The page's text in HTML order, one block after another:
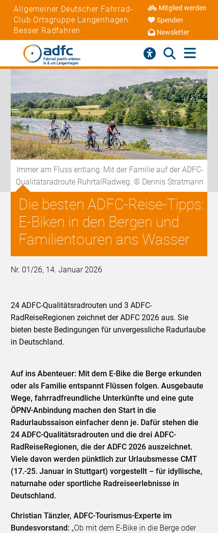
Allgemeiner Deutscher Fahrrad-
Club Ortsgruppe Langenhagen:
Besser Radfahren
Mitglied werden
Spenden
Newsletter
Immer am Fluss entlang: Mit der Familie auf der ADFC-
Qualitätsradroute RuhrtalRadweg. © Dennis Stratmann
Die besten ADFC-Reise-Tipps:
E-Biken in den Bergen und
Familientouren ans Wasser
Nr. 01/26, 14. Januar 2026
24 ADFC-Qualitätsradrouten und 3 ADFC-
RadReiseRegionen zeichnet der ADFC 2026 aus. Sie
bieten beste Bedingungen für unvergessliche Radurlaube
in Deutschland.
Auf ins Abenteuer: Mit dem E-Bike die Berge erkunden
oder als Familie entspannt Flüssen folgen. Ausgebaute
Wege, fahrradfreundliche Unterkünfte und eine gute
ÖPNV-Anbindung machen den Start in die
Radurlaubssaison einfacher denn je. Dafür stehen die
24 ADFC-Qualitätsradrouten und die drei ADFC-
RadReiseRegionen, die der ADFC 2026 auszeichnet.
Viele davon werden pünktlich zur Urlaubsmesse CMT
(17.-25. Januar in Stuttgart) vorgestellt – für idyllische,
naturnahe oder sportliche Radreiseerlebnisse in
Deutschland.
Christian Tänzler, ADFC-Tourismus-Experte im
Bundesvorstand: „Ob mit dem E-Bike in die Berge oder